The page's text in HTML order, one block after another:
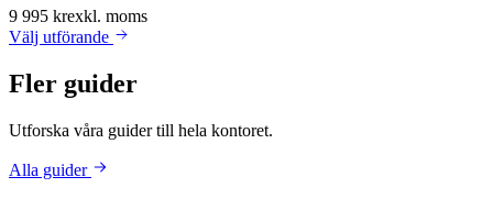
9 995 krexkl. moms
Välj utförande
Fler guider
Utforska våra guider till hela kontoret.
Alla guider